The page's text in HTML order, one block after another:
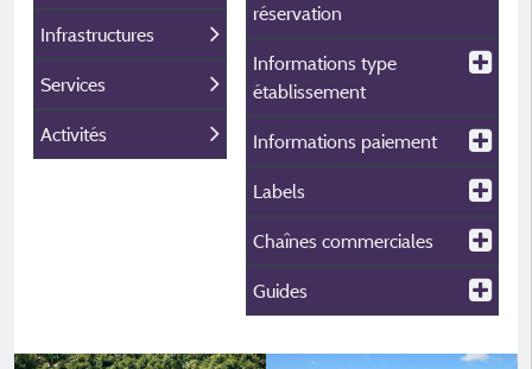
Infrastructures
Services
Activités
réservation
Informations type
établissement
Informations paiement
Labels
Chaînes commerciales
Guides